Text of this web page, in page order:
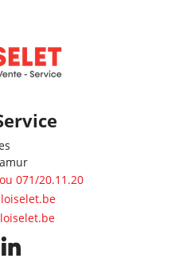
071/20.11.20